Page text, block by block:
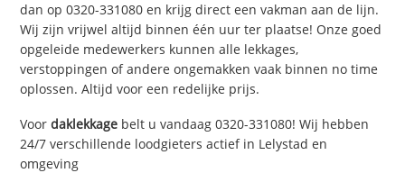
dan op 0320-331080 en krijg direct een vakman aan de lijn.
Wij zijn vrijwel altijd binnen één uur ter plaatse! Onze goed
opgeleide medewerkers kunnen alle lekkages,
verstoppingen of andere ongemakken vaak binnen no time
oplossen. Altijd voor een redelijke prijs.
Voordaklekkage belt u vandaag 0320-331080! Wij hebben
24/7 verschillende loodgieters actief in Lelystad en
omgeving